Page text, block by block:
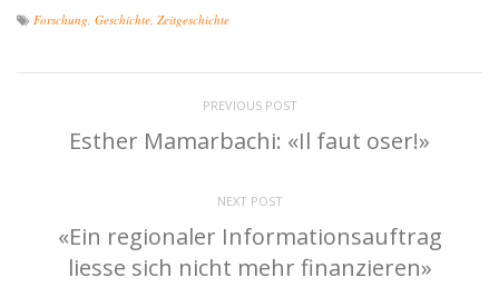
Forschung Geschichte Zeitgeschichte
PREVIOUS POST
Esther Mamarbachi: «Il faut oser!»
NEXT POST
«Ein regionaler Informationsauftrag
liesse sich nicht mehr finanzieren»